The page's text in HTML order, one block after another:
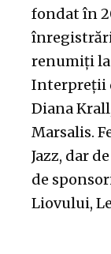
fondat în
renumiți
Interpreții
Diana
Marsalis.
Jazz, dar
de
Liovului,